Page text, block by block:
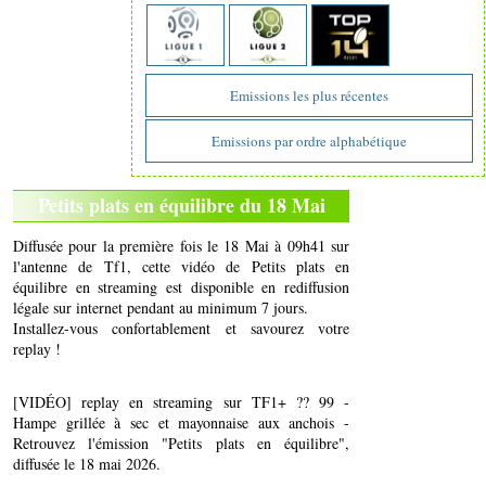
Emissions les plus récentes
Emissions par ordre alphabétique
Petits plats en équilibre du 18 Mai
Diffusée pour la première fois le 18 Mai à 09h41 sur
l'antenne de Tf1, cette vidéo de Petits plats en
équilibre en streaming est disponible en rediffusion
légale sur internet pendant au minimum 7 jours.
Installez-vous confortablement et savourez votre
replay !
[VIDÉO] replay en streaming sur TF1+ ?? 99 -
Hampe grillée à sec et mayonnaise aux anchois -
Retrouvez l'émission "Petits plats en équilibre",
diffusée le 18 mai 2026.